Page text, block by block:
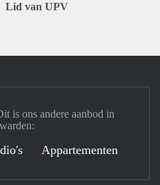
Lid van UPV
is ons andere aanbod in
Appartementen